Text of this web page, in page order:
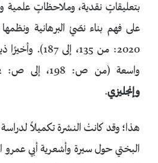
بتعليقاتٍ نقدية، وملاحظاتٍ علمية
على فهم بناء نصّيْ البرهانية ونظمها
2020: من 135، إلى 187). وأخيرًا ذيلت النشرة
واسعة (من ص: 198، إلى ص: 242)، و
وإنجليزي.
هذا؛ وقد كانتْ النشرة تكميلاً
البختي حول سيرة وأشعرية أبي عمرو